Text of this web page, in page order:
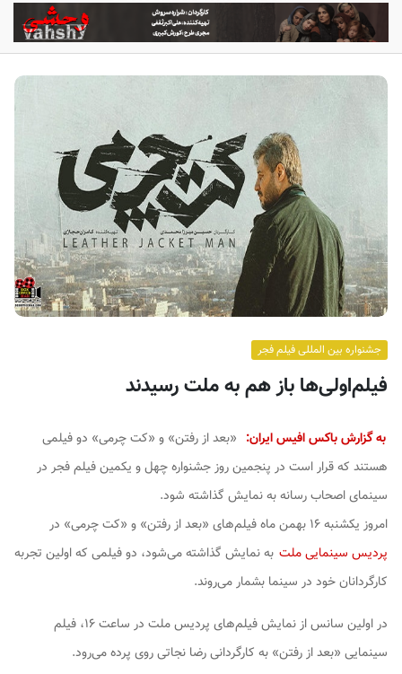
ب
ا
ک
س
ی
س
ا
ی
ر
ا
ن
جشنواره بین المللی فیلم فجر
فیلم‌اولی‌ها باز هم به ملت رسیدند
به گزارش باکس افیس ایران: «بعد از رفتن» و «کت چرمی» دو فیلمی
هستند که قرار است در پنجمین روز جشنواره چهل و یکمین فیلم فجر در
سینمای اصحاب رسانه به نمایش گذاشته شود.
امروز یکشنبه ۱۶ بهمن ماه فیلم‌های «بعد از رفتن» و «کت چرمی» در
پردیس سینمایی ملت به نمایش گذاشته می‌شود، دو فیلمی که اولین تجربه
کارگردانان خود در سینما بشمار می‌روند.
در اولین سانس از نمایش فیلم‌های پردیس ملت در ساعت ۱۶، فیلم
سینمایی «بعد از رفتن» به کارگردانی رضا نجاتی روی پرده می‌رود.